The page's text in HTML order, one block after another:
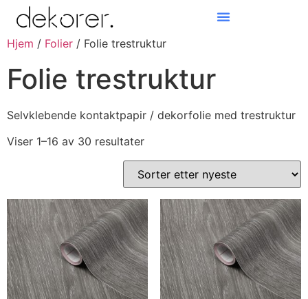
Hjem / Folier / Folie trestruktur
Folie trestruktur
Selvklebende kontaktpapir / dekorfolie med trestruktur
Viser 1–16 av 30 resultater